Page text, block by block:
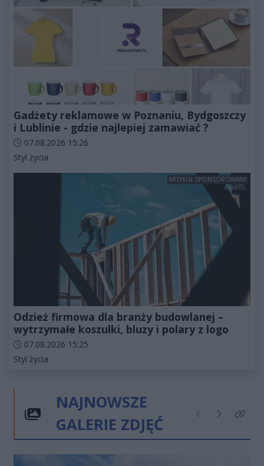
Gadżety reklamowe w Poznaniu, Bydgoszczy
i Lublinie - gdzie najlepiej zamawiać ?
Data dodania artykułu:
07.08.2026 15:26
Kategorie artykułu:
Styl życia
ARTYKUŁ SPONSOROWANY
Odzież firmowa dla branży budowlanej –
wytrzymałe koszulki, bluzy i polary z logo
Data dodania artykułu:
07.08.2026 15:25
Kategorie artykułu:
Styl życia
NAJNOWSZE
GALERIE ZDJĘĆ
Poprzednie
NastępneKliknij